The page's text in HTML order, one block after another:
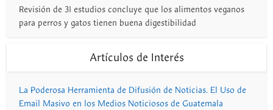
Revisión de 31 estudios concluye que los alimentos veganos
para perros y gatos tienen buena digestibilidad
Artículos de Interés
La Poderosa Herramienta de Difusión de Noticias. El Uso de
Email Masivo en los Medios Noticiosos de Guatemala